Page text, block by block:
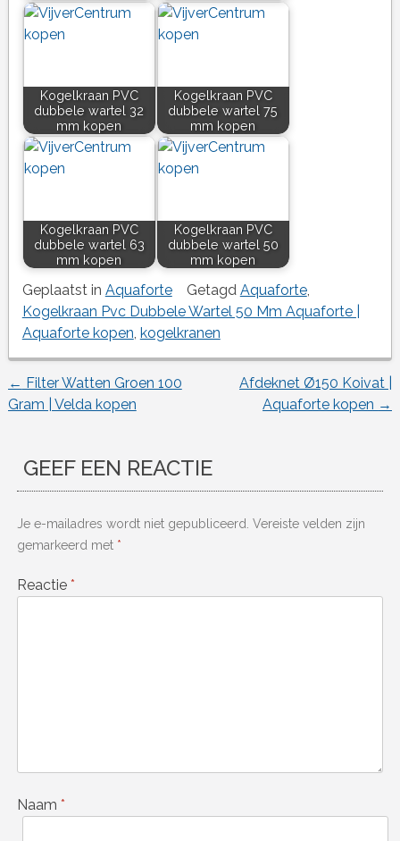
Kogelkraan PVC
dubbele wartel 32
mm kopen
Kogelkraan PVC
dubbele wartel 75
mm kopen
Kogelkraan PVC
dubbele wartel 63
mm kopen
Kogelkraan PVC
dubbele wartel 50
mm kopen
Geplaatst in Aquaforte Getagd Aquaforte,
Kogelkraan Pvc Dubbele Wartel 50 Mm Aquaforte |
Aquaforte kopen, kogelkranen
Berichtnavigatie
← Filter Watten Groen 100
Gram | Velda kopen
Afdeknet Ø150 Koivat |
Aquaforte kopen →
GEEF EEN REACTIE
Je e-mailadres wordt niet gepubliceerd. Vereiste velden zijn
gemarkeerd met *
Reactie *
Naam *